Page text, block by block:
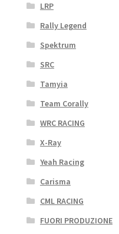
LRP
Rally Legend
Spektrum
SRC
Tamyia
Team Corally
WRC RACING
X-Ray
Yeah Racing
Carisma
CML RACING
FUORI PRODUZIONE